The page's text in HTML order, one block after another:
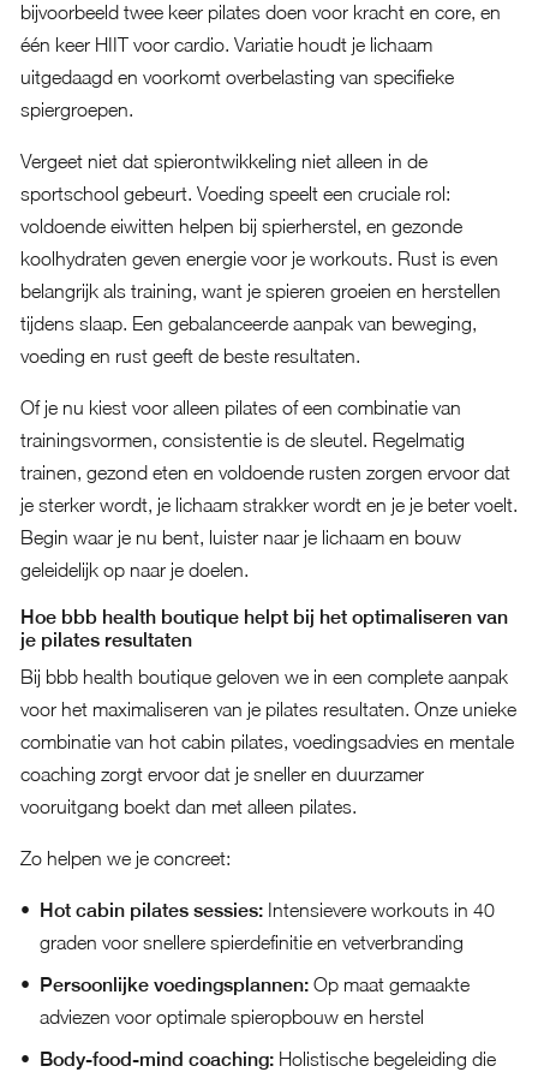
bijvoorbeeld twee keer pilates doen voor kracht en core, en
één keer HIIT voor cardio. Variatie houdt je lichaam
uitgedaagd en voorkomt overbelasting van specifieke
spiergroepen.
Vergeet niet dat spierontwikkeling niet alleen in de
sportschool gebeurt. Voeding speelt een cruciale rol:
voldoende eiwitten helpen bij spierherstel, en gezonde
koolhydraten geven energie voor je workouts. Rust is even
belangrijk als training, want je spieren groeien en herstellen
tijdens slaap. Een gebalanceerde aanpak van beweging,
voeding en rust geeft de beste resultaten.
Of je nu kiest voor alleen pilates of een combinatie van
trainingsvormen, consistentie is de sleutel. Regelmatig
trainen, gezond eten en voldoende rusten zorgen ervoor dat
je sterker wordt, je lichaam strakker wordt en je je beter voelt.
Begin waar je nu bent, luister naar je lichaam en bouw
geleidelijk op naar je doelen.
Hoe bbb health boutique helpt bij het optimaliseren van
je pilates resultaten
Bij bbb health boutique geloven we in een complete aanpak
voor het maximaliseren van je pilates resultaten. Onze unieke
combinatie van hot cabin pilates, voedingsadvies en mentale
coaching zorgt ervoor dat je sneller en duurzamer
vooruitgang boekt dan met alleen pilates.
Zo helpen we je concreet:
Hot cabin pilates sessies:Intensievere workouts in 40
graden voor snellere spierdefinitie en vetverbranding
Persoonlijke voedingsplannen:Op maat gemaakte
adviezen voor optimale spieropbouw en herstel
Body-food-mind coaching:Holistische begeleiding die